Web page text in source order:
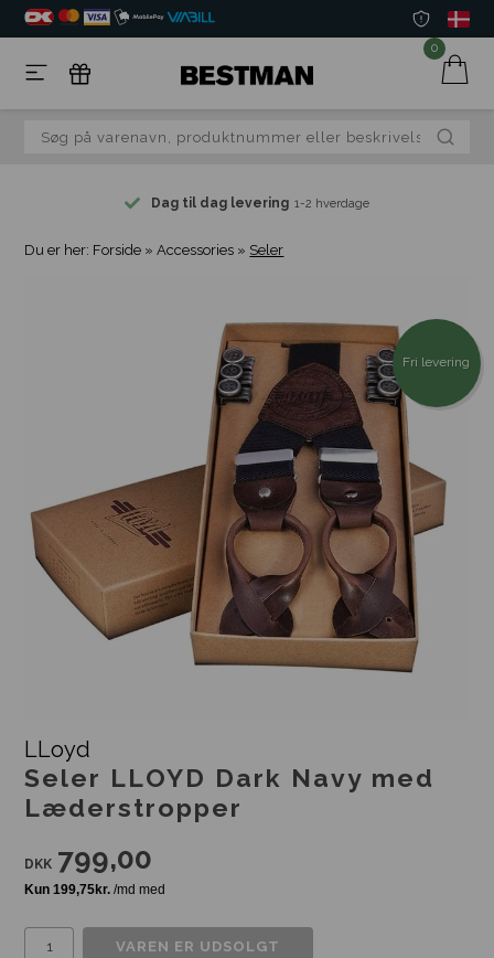
0
Dag til dag levering 1-2 hverdage
Du er her: Forside »Accessories » Seler
Fri levering
LLoyd
Seler LLOYD Dark Navy med
Læderstropper
DKK 799,00